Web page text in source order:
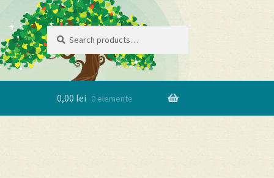
Search
for:
Search
0,00 lei 0 elemente